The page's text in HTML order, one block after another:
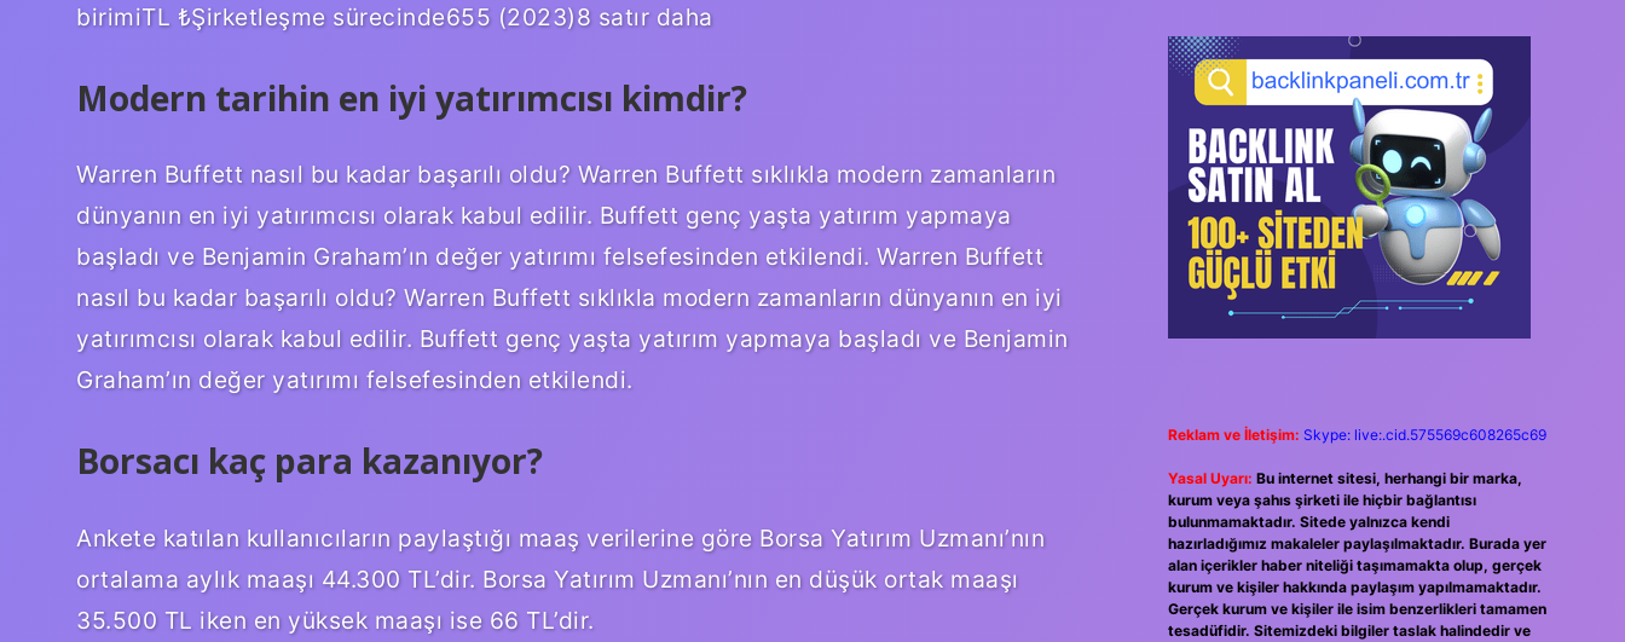
birimiTL ₺Şirketleşme sürecinde655 (2023)8 satır daha
Modern tarihin en iyi yatırımcısı kimdir?
Warren Buffett nasıl bu kadar başarılı oldu? Warren Buffett sıklıkla modern zamanların
dünyanın en iyi yatırımcısı olarak kabul edilir. Buffett genç yaşta yatırım yapmaya
başladı ve Benjamin Graham’ın değer yatırımı felsefesinden etkilendi. Warren Buffett
nasıl bu kadar başarılı oldu? Warren Buffett sıklıkla modern zamanların dünyanın en iyi
yatırımcısı olarak kabul edilir. Buffett genç yaşta yatırım yapmaya başladı ve Benjamin
Graham’ın değer yatırımı felsefesinden etkilendi.
Borsacı kaç para kazanıyor?
Ankete katılan kullanıcıların paylaştığı maaş verilerine göre Borsa Yatırım Uzmanı’nın
ortalama aylık maaşı 44.300 TL’dir. Borsa Yatırım Uzmanı’nın en düşük ortak maaşı
35.500 TL iken en yüksek maaşı ise 66 TL’dir.
Reklam ve İletişim: Skype: live:.cid.575569c608265c69
Yasal Uyarı: Bu internet sitesi, herhangi bir marka,
kurum veya şahıs şirketi ile hiçbir bağlantısı
bulunmamaktadır. Sitede yalnızca kendi
hazırladığımız makaleler paylaşılmaktadır. Burada yer
alan içerikler haber niteliği taşımamakta olup, gerçek
kurum ve kişiler hakkında paylaşım yapılmamaktadır.
Gerçek kurum ve kişiler ile isim benzerlikleri tamamen
tesadüfidir. Sitemizdeki bilgiler taslak halindedir ve